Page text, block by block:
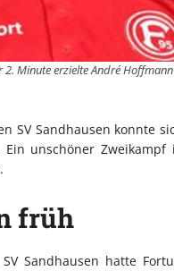
Minute erzielte André
SV Sandhausen konnte
unschöner
früh
Sandhausen hatte